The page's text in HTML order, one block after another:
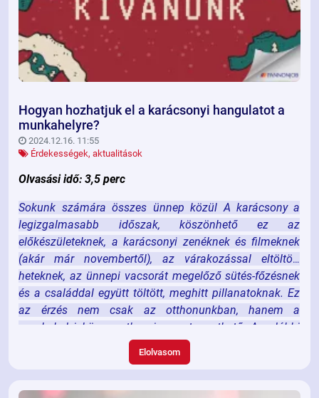
Hogyan hozhatjuk el a karácsonyi hangulatot a
munkahelyre?
2024.12.16. 11:55
Érdekességek, aktualitások
Olvasási idő: 3,5 perc
Sokunk számára összes ünnep közül A karácsony a
legizgalmasabb időszak, köszönhető ez az
előkészületeknek, a karácsonyi zenéknek és filmeknek
(akár már novembertől), az várakozással eltöltött
heteknek, az ünnepi vacsorát megelőző sütés-főzésnek
és a családdal együtt töltött, meghitt pillanatoknak. Ez
az érzés nem csak az otthonunkban, hanem a
munkahelyi környezetben is megteremthető. Az alábbi
ötletekkel könnyedén elhozhatjuk a karácsony varázsát
Elolvasom